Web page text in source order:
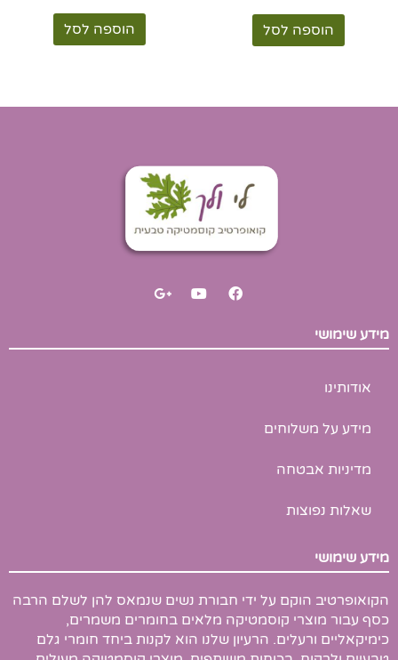
הוספה לסל הוספה לסל
F
a
Y
o
G
o
מידע שימושי
אודותינו
מידע על משלוחים
מדיניות אבטחה
שאלות נפוצות
מידע שימושי
הקואופרטיב הוקם על ידי חבורת נשים שנמאס להן לשלם הרבה
כסף עבור מוצרי קוסמטיקה מלאים בחומרים משמרים,
כימיקאליים ורעלים. הרעיון שלנו הוא לקנות ביחד חומרי גלם